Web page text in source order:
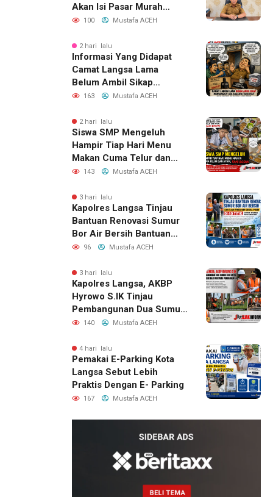
Akan Isi Pasar Murah
Pangan
100 Mustafa ACEH
2 hari lalu
Informasi Yang Didapat
Camat Langsa Lama
Belum Ambil Sikap
Menyangkut Ada Anggota
Jabatan ASN PPPK
163 Mustafa ACEH
2 hari lalu
Siswa SMP Mengeluh
Hampir Tiap Hari Menu
Makan Cuma Telur dan
Ayam, Kami Bosan
143 Mustafa ACEH
3 hari lalu
Kapolres Langsa Tinjau
Bantuan Renovasi Sumur
Bor Air Bersih Bantuan
Program Sosial Polri Di 40
Pascabanjir
96 Mustafa ACEH
3 hari lalu
Kapolres Langsa, AKBP
Hyrowo S.IK Tinjau
Pembangunan Dua Sumur
Bor Dayah Sekaligus Letak
Pembangunan
140 Mustafa ACEH
4 hari lalu
Pemakai E-Parking Kota
Langsa Sebut Lebih
Praktis Dengan E- Parking
167 Mustafa ACEH